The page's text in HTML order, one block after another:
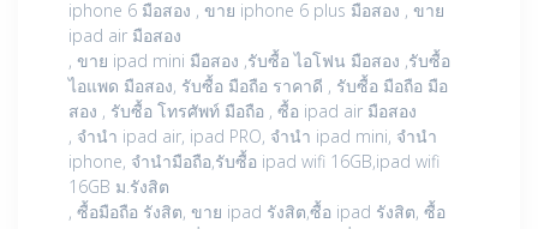
iphone 6 มือสอง , ขาย iphone 6 plus มือสอง , ขาย
ipad air มือสอง
, ขาย ipad mini มือสอง ,รับซื้อ ไอโฟน มือสอง ,รับซื้อ
ไอแพด มือสอง, รับซื้อ มือถือ ราคาดี , รับซื้อ มือถือ มือ
สอง , รับซื้อ โทรศัพท์ มือถือ , ซื้อ ipad air มือสอง
, จำนำ ipad air, ipad PRO, จำนำ ipad mini, จำนำ
iphone, จำนำมือถือ,รับซื้อ ipad wifi 16GB,ipad wifi
16GB ม.รังสิต
, ซื้อมือถือ รังสิต, ขาย ipad รังสิต,ซื้อ ipad รังสิต, ซื้อ